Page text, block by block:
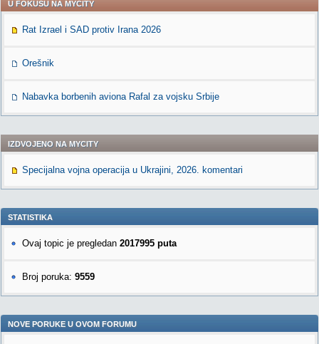
U FOKUSU NA MYCITY
Rat Izrael i SAD protiv Irana 2026
Orešnik
Nabavka borbenih aviona Rafal za vojsku Srbije
IZDVOJENO NA MYCITY
Specijalna vojna operacija u Ukrajini, 2026. komentari
STATISTIKA
Ovaj topic je pregledan 2017995 puta
Broj poruka: 9559
NOVE PORUKE U OVOM FORUMU